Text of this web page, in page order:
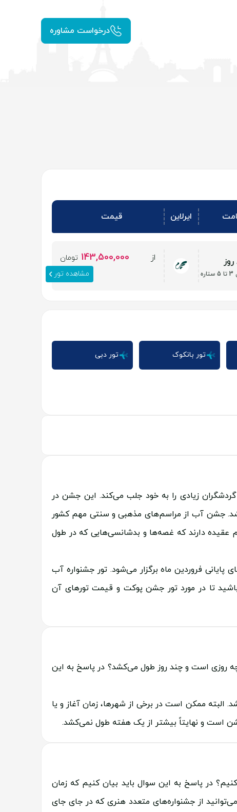
درخواست مشاوره
ایرلاین قیمت
از 143,500,000 تومان
مشاهده تور
تور بانکوک تور دبی
زیادی را به خود جلب می‌کند. این جشن در
باشد. جشن آب از مراسم‌های مذهبی و سنتی مهم کشور
عقیده دارند که غصه‌ها و بدشانسی‌هایی که در طول
فروردین ماه برگزار می‌شود. تور جشنواره آب
تا در مورد تور جشن پوکت و قیمت تورهای آن
افرادی که تصمیم دارند در جشنواره تایلند شرکت کنند، این سوال را می‌پرسند که تاریخ جشن آب تایلند 2025 چه روزی است و چند روز طول می‌کشد؟ در پاسخ به این
و بیشتر از سه روز طول نمی‌کشد. البته ممکن است در برخی از شهرها، زمان آغاز و یا
در پاسخ به این سوال باید بیان کنیم که زمان
از جشنواره‌های متعدد هنری که در جای جای